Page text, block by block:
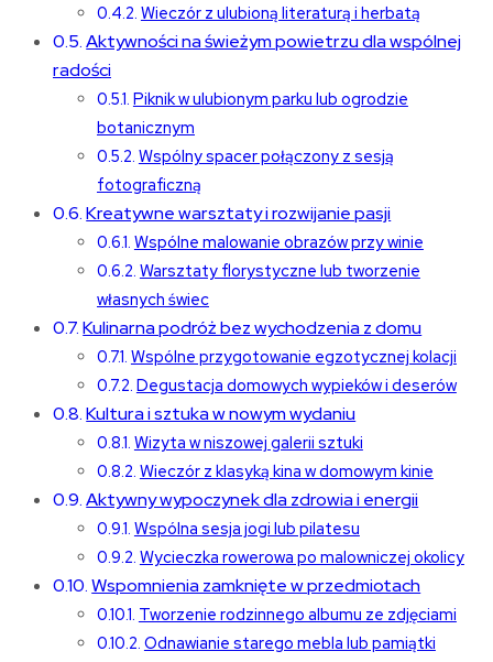
Wieczór z ulubioną literaturą i herbatą
Aktywności na świeżym powietrzu dla wspólnej
radości
Piknik w ulubionym parku lub ogrodzie
botanicznym
Wspólny spacer połączony z sesją
fotograficzną
Kreatywne warsztaty i rozwijanie pasji
Wspólne malowanie obrazów przy winie
Warsztaty florystyczne lub tworzenie
własnych świec
Kulinarna podróż bez wychodzenia z domu
Wspólne przygotowanie egzotycznej kolacji
Degustacja domowych wypieków i deserów
Kultura i sztuka w nowym wydaniu
Wizyta w niszowej galerii sztuki
Wieczór z klasyką kina w domowym kinie
Aktywny wypoczynek dla zdrowia i energii
Wspólna sesja jogi lub pilatesu
Wycieczka rowerowa po malowniczej okolicy
Wspomnienia zamknięte w przedmiotach
Tworzenie rodzinnego albumu ze zdjęciami
Odnawianie starego mebla lub pamiątki